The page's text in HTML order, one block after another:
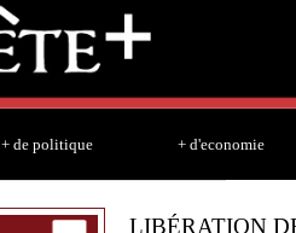
+ de politique + d'economie
LIBÉRATION